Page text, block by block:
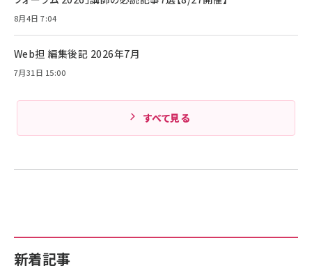
新着記事
8月4日 7:04
Web担 編集後記 2026年7月
7月31日 15:00
すべて見る